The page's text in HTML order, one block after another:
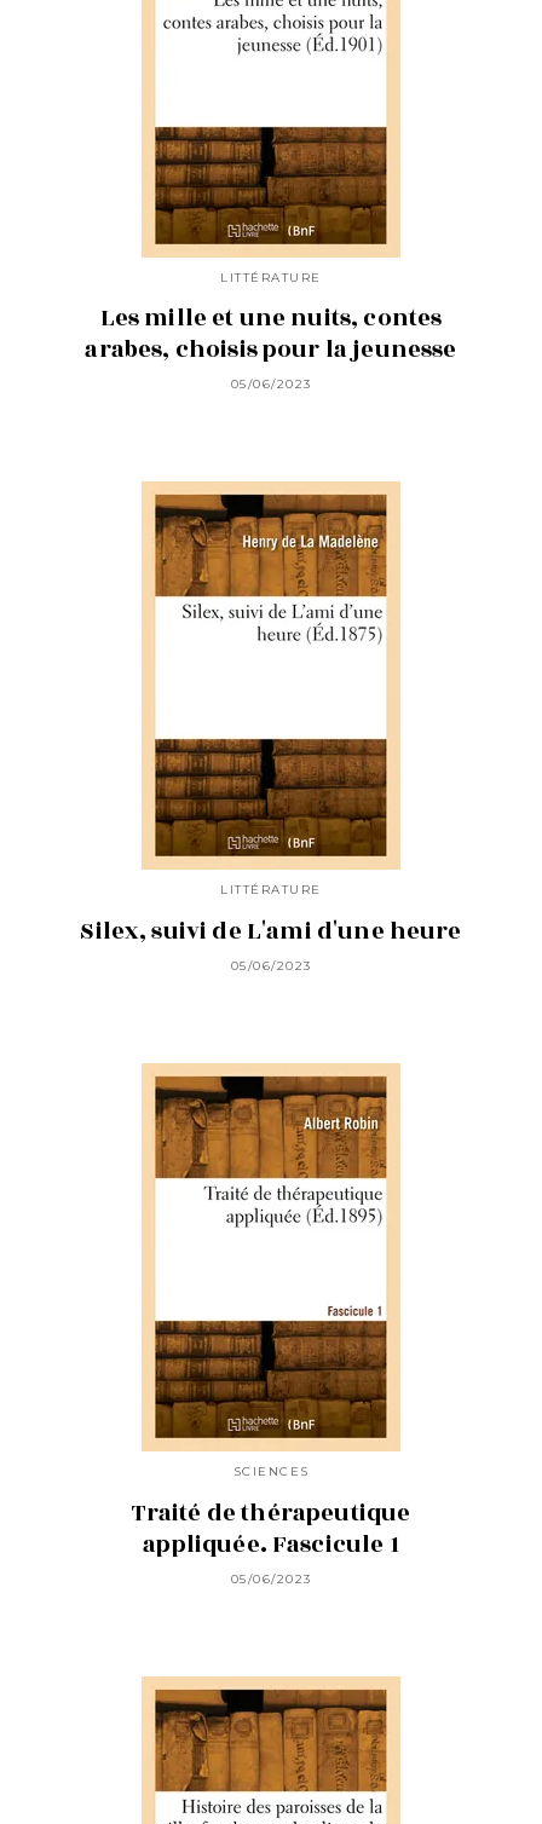
LITTÉRATURE
Les mille et une nuits, contes
arabes, choisis pour la jeunesse
05/06/2023
LITTÉRATURE
Silex, suivi de L'ami d'une heure
05/06/2023
SCIENCES
Traité de thérapeutique
appliquée. Fascicule 1
05/06/2023